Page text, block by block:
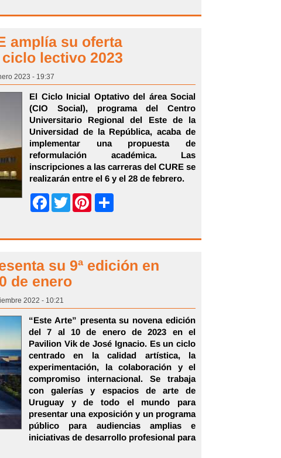
amplía su oferta
lectivo 2023
2023 - 19:37
El Ciclo Inicial Optativo del área Social
(CIO Social), programa del Centro
Universitario Regional del Este de la
Universidad de la República, acaba de
implementar una propuesta de
reformulación académica. Las
inscripciones a las carreras del CURE se
realizarán entre el 6 y el 28 de febrero.
FacebookTwitter Pinterest
su 9ª edición en
de enero
2022 - 10:21
“Este Arte” presenta su novena edición
del 7 al 10 de enero de 2023 en el
Pavilion Vik de José Ignacio. Es un ciclo
centrado en la calidad artística, la
experimentación, la colaboración y el
compromiso internacional. Se trabaja
con galerías y espacios de arte de
Uruguay y de todo el mundo para
presentar una exposición y un programa
público para audiencias amplias e
iniciativas de desarrollo profesional para